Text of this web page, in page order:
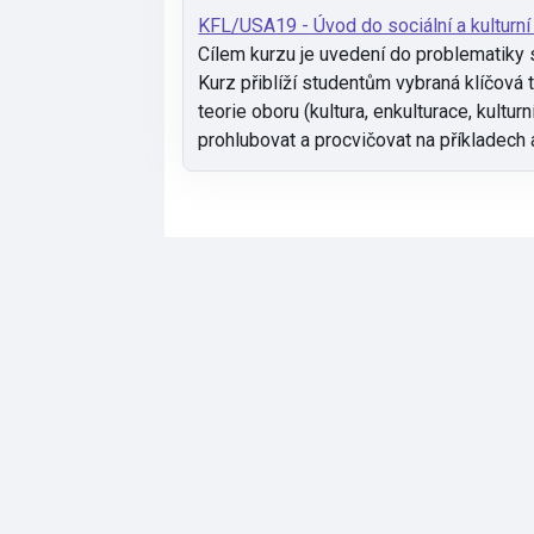
KFL/USA19 - Úvod do sociální a
Cílem kurzu je uvedení do
Kurz přiblíží studentům vybraná
teorie oboru (kultura, enkulturace,
prohlubovat a procvičovat na